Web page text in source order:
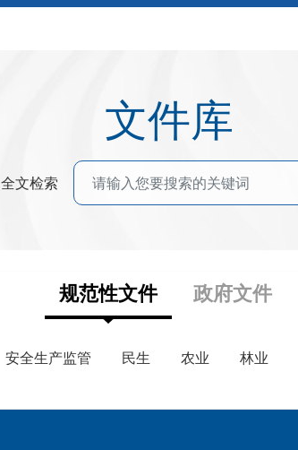
文件库
全文检索
规范性文件 政府文件
安全生产监管 民生 农业 林业